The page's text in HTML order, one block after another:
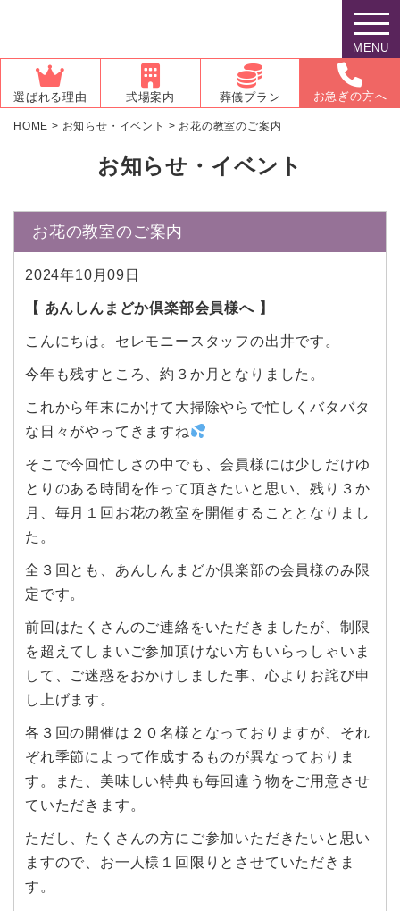
MENU
選ばれる理由 式場案内 葬儀プラン お急ぎの方へ
HOME > お知らせ・イベント > お花の教室のご案内
お知らせ・イベント
お花の教室のご案内
2024年10月09日
【 あんしんまどか倶楽部会員様へ 】
こんにちは。セレモニースタッフの出井です。
今年も残すところ、約３か月となりました。
これから年末にかけて大掃除やらで忙しくバタバタ
な日々がやってきますね
そこで今回忙しさの中でも、会員様には少しだけゆ
とりのある時間を作って頂きたいと思い、残り３か
月、毎月１回お花の教室を開催することとなりまし
た。
全３回とも、あんしんまどか倶楽部の会員様のみ限
定です。
前回はたくさんのご連絡をいただきましたが、制限
を超えてしまいご参加頂けない方もいらっしゃいま
して、ご迷惑をおかけしました事、心よりお詫び申
し上げます。
各３回の開催は２０名様となっておりますが、それ
ぞれ季節によって作成するものが異なっておりま
す。また、美味しい特典も毎回違う物をご用意させ
ていただきます。
ただし、たくさんの方にご参加いただきたいと思い
ますので、お一人様１回限りとさせていただきま
す。